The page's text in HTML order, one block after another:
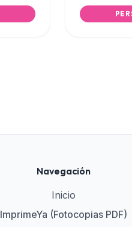
Navegación
Inicio
ImprimeYa (Fotocopias PDF)